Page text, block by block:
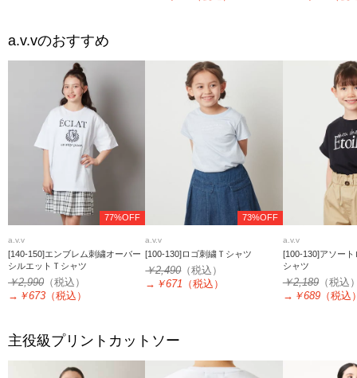
a.v.vのおすすめ
77%OFF
a.v.v
[140-150]エンブレム刺繍オーバー
シルエットＴシャツ
￥2,990 （税込）
→ ￥673 （税込）
73%OFF
a.v.v
[100-130]ロゴ刺繍Ｔシャツ
￥2,490（税込）
→ ￥671 （税込）
a.v.v
[100-130]アソー
シャツ
￥2,189（税込
→ ￥689（税込
主役級プリントカットソー